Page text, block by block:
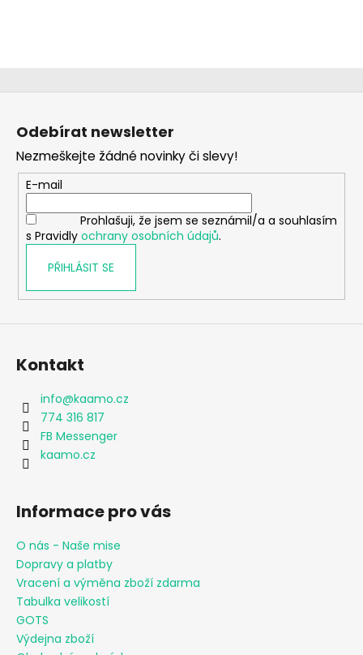
Z
Odebírat newsletter
Nezmeškejte žádné novinky či slevy!
E-mail
Prohlašuji, že jsem se seznámil/a a souhlasím
s Pravidly ochrany osobních údajů.
PŘIHLÁSIT SE
Kontakt
info@kaamo.cz
774 316 817
FB Messenger
kaamo.cz
Informace pro vás
O nás - Naše mise
Dopravy a platby
Vracení a výměna zboží zdarma
Tabulka velikostí
GOTS
Výdejna zboží